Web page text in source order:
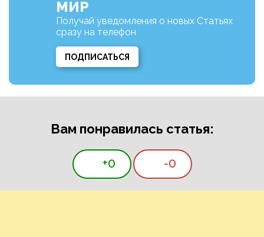
МИР
Получай уведомления о новых Статьях
сразу на телефон
ПОДПИСАТЬСЯ
Вам понравилась статья:
+0 -0